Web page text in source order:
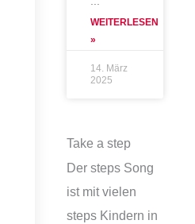
WEITERLESEN
»
14. März
2025
Take a step
Der steps Song
ist mit vielen
steps Kindern in